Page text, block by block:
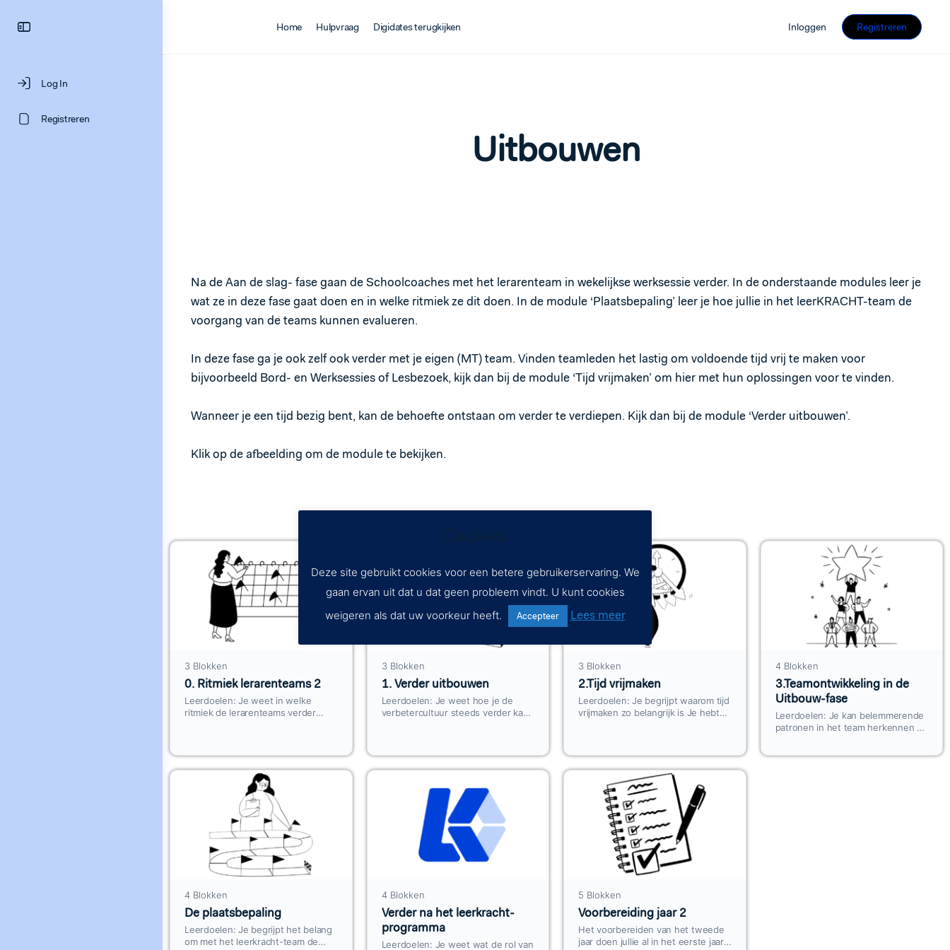
Log In
Registreren
Home Hulpvraag Digidates terugkijken Inloggen Registreren
Uitbouwen
Na de Aan de slag- fase gaan de Schoolcoaches met het lerarenteam in wekelijkse werksessie verder. In de onderstaande modules leer je
wat ze in deze fase gaat doen en in welke ritmiek ze dit doen. In de module ‘Plaatsbepaling’ leer je hoe jullie in het leerKRACHT-team de
voorgang van de teams kunnen evalueren.
In deze fase ga je ook zelf ook verder met je eigen (MT) team. Vinden teamleden het lastig om voldoende tijd vrij te maken voor
bijvoorbeeld Bord- en Werksessies of Lesbezoek, kijk dan bij de module ‘Tijd vrijmaken’ om hier met hun oplossingen voor te vinden.
Wanneer je een tijd bezig bent, kan de behoefte ontstaan om verder te verdiepen. Kijk dan bij de module ‘Verder uitbouwen’.
Klik op de afbeelding om de module te bekijken.
3 Blokken
0. Ritmiek lerarenteams 2
Leerdoelen: Je weet in welke
ritmiek de lerarenteams verder
3 Blokken
1. Verder uitbouwen
Leerdoelen: Je weet hoe je de
verbetercultuur steeds verder kan
onderzoek zegt…
3 Blokken
2.Tijd vrijmaken
Leerdoelen: Je begrijpt waarom tijd
vrijmaken zo belangrijk is Je hebt
verbetercultuur
4 Blokken
3.Teamontwikkeling in de
Uitbouw-fase
Leerdoelen: Je kan belemmerende
patronen in het team herkennen en
4 Blokken
De plaatsbepaling
Leerdoelen: Je begrijpt het belang
om met het leerkracht-team de
4 Blokken
Verder na het leerkracht-
programma
Leerdoelen: Je weet wat de rol van
5 Blokken
Voorbereiding jaar 2
Het voorbereiden van het tweede
jaar doen jullie al in het eerste jaar.
Cookies
Deze site gebruikt cookies voor een betere gebruikerservaring. We
gaan ervan uit dat u dat geen probleem vindt. U kunt cookies
weigeren als dat uw voorkeur heeft.
Accepteer Lees meer